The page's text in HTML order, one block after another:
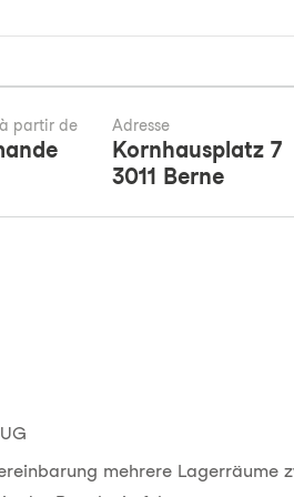
partir de Adresse
Kornhausplatz 7
3011 Berne
mehrere Lagerräume